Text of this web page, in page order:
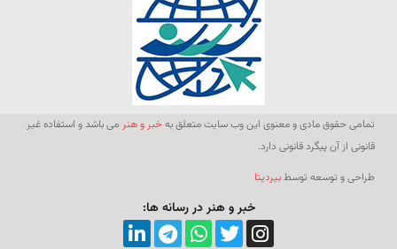
تمامی حقوق مادی و معنوی این وب سایت متعلق بهخبر و هنر می باشد و استفاده غیر
قانونی از آن پیگرد قانونی دارد.
طراحی و توسعه توسطبیردیتا
خبر و هنر در رسانه ها: